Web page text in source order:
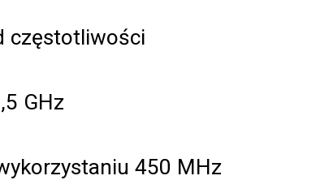
częstotliwości
GHz
450 MHz